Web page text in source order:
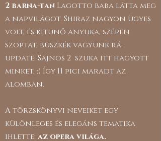
2 barna-tan Lagotto baba látta meg
a napvilágot. Shiraz nagyon ügyes
volt, és kitünő anyuka, szépen
szoptat, büszkék vagyunk rá.
update: Sajnos 2 szuka itt hagyott
minket. :( Így 11 pici maradt az
alomban.
A törzskönyvi neveiket egy
különleges és elegáns tematika
ihlette: az opera világa.